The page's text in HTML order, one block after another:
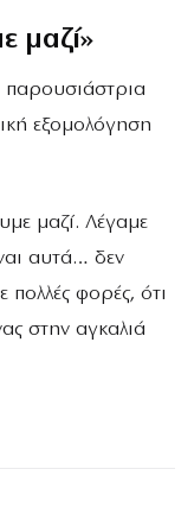
μαζί»
παρουσιάστρια
εξομολόγηση
μαζί. Λέγαμε
αυτά… δεν
πολλές φορές, ότι
στην αγκαλιά